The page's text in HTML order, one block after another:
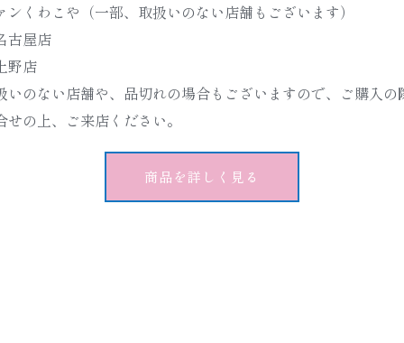
くわこや（一部、取扱いのない店舗もございます）
古屋店
野店
のない店舗や、品切れの場合もございますので、ご購入の
せの上、ご来店ください。
商品を詳しく見る